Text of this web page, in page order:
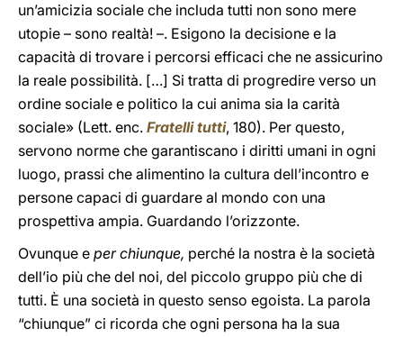
un’amicizia sociale che includa tutti non sono mere
utopie – sono realtà! –. Esigono la decisione e la
capacità di trovare i percorsi efficaci che ne assicurino
la reale possibilità. […] Si tratta di progredire verso un
ordine sociale e politico la cui anima sia la carità
sociale» (Lett. enc. Fratelli tutti, 180). Per questo,
servono norme che garantiscano i diritti umani in ogni
luogo, prassi che alimentino la cultura dell’incontro e
persone capaci di guardare al mondo con una
prospettiva ampia. Guardando l’orizzonte.
Ovunque e per chiunque, perché la nostra è la società
dell’io più che del noi, del piccolo gruppo più che di
tutti. È una società in questo senso egoista. La parola
“chiunque” ci ricorda che ogni persona ha la sua